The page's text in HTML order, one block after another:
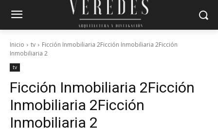
Inicio tv
Ficción Inmobiliaria 2Ficción Inmobiliaria 2Ficción
Inmobiliaria 2
tv
Ficción Inmobiliaria 2Ficción
Inmobiliaria 2Ficción
Inmobiliaria 2